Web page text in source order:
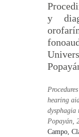
y
hearing
dysphagia
Popayán,
Campo,